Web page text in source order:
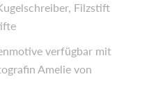
Filzstift
verfügbar mit
Amelie von